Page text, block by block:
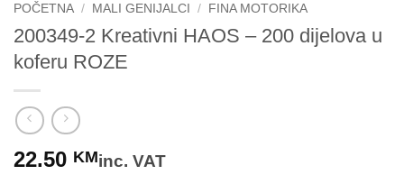
POČETNA / MALI GENIJALCI / FINA MOTORIKA
200349-2 Kreativni HAOS – 200 dijelova u
koferu ROZE
22.50 KMinc. VAT